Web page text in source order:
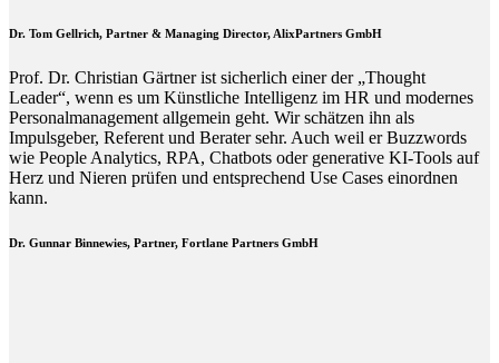
Dr. Tom Gellrich, Partner & Managing Director, AlixPartners GmbH
Prof. Dr. Christian Gärtner ist sicherlich einer der „Thought
Leader“, wenn es um Künstliche Intelligenz im HR und modernes
Personalmanagement allgemein geht. Wir schätzen ihn als
Impulsgeber, Referent und Berater sehr. Auch weil er Buzzwords
wie People Analytics, RPA, Chatbots oder generative KI-Tools auf
Herz und Nieren prüfen und entsprechend Use Cases einordnen
kann.
Dr. Gunnar Binnewies, Partner, Fortlane Partners GmbH